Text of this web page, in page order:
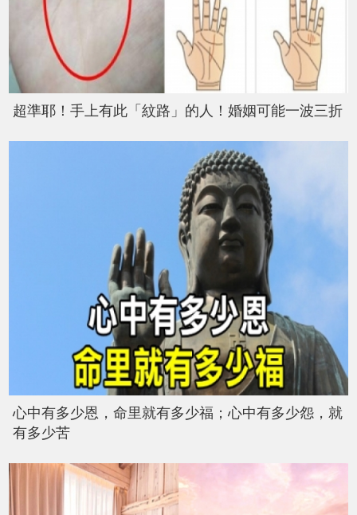
超準耶！手上有此「紋路」的人！婚姻可能一波三折
心中有多少恩，命里就有多少福；心中有多少怨，就
有多少苦